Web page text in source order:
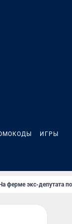
ИГРЫ
ферме экс-депутата